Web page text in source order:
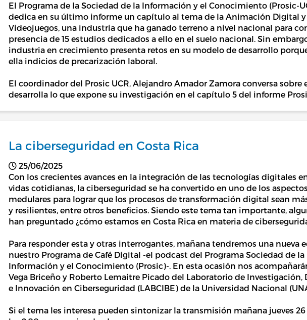
El Programa de la Sociedad de la Información y el Conocimiento (Prosic-
dedica en su último informe un capítulo al tema de la Animación Digital y
Videojuegos, una industria que ha ganado terreno a nivel nacional para
presencia de 15 estudios dedicados a ello en el suelo nacional. Sin
industria en crecimiento presenta retos en su modelo de desarrollo
ella indicios de precarización laboral.
El coordinador del Prosic UCR, Alejandro Amador Zamora conversa sobre
desarrolla lo que expone su investigación en el capítulo 5 del informe
La ciberseguridad en Costa Rica
25/06/2025
Con los crecientes avances en la integración de las tecnologías digitales
vidas cotidianas, la ciberseguridad se ha convertido en uno de los aspectos
medulares para lograr que los procesos de transformación digital sean
y resilientes, entre otros beneficios. Siendo este tema tan importante,
han preguntado ¿cómo estamos en Costa Rica en materia de
Para responder esta y otras interrogantes, mañana tendremos una nueva
nuestro Programa de Café Digital -el podcast del Programa Sociedad de la
Información y el Conocimiento (Prosic)-. En esta ocasión nos
Vega Briceño y Roberto Lemaitre Picado del Laboratorio de Investigación,
e Innovación en Ciberseguridad (LABCIBE) de la Universidad Nacional
Si el tema les interesa pueden sintonizar la transmisión mañana jueves